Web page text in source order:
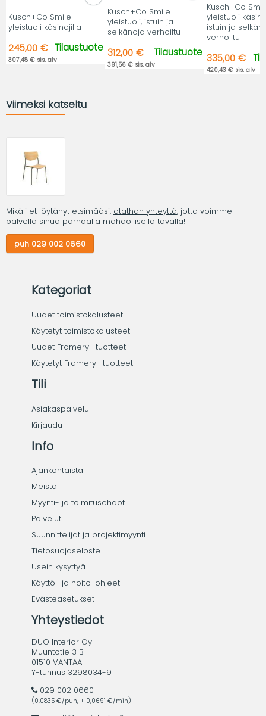
Kusch+Co Smile
yleistuoli käsinojilla
245,00 €
307,48 € sis. alv
Tilaustuote
Kusch+Co Smile
yleistuoli, istuin ja
selkänoja verhoiltu
312,00 €
391,56 € sis. alv
Tilaustuote
Kusch+Co
yleistuoli
istuin ja
verhoiltu
335,00 €
420,43 € sis. alv
Viimeksi katseltu
Mikäli et löytänyt etsimääsi, otathan yhteyttä, jotta voimme
palvella sinua parhaalla mahdollisella tavalla!
puh 029 002 0660
Kategoriat
Uudet toimistokalusteet
Käytetyt toimistokalusteet
Uudet Framery -tuotteet
Käytetyt Framery -tuotteet
Tili
Asiakaspalvelu
Kirjaudu
Info
Ajankohtaista
Meistä
Myynti- ja toimitusehdot
Palvelut
Suunnittelijat ja projektimyynti
Tietosuojaseloste
Usein kysyttyä
Käyttö- ja hoito-ohjeet
Evästeasetukset
Yhteystiedot
DUO Interior Oy
Muuntotie 3 B
01510 VANTAA
Y-tunnus 3298034-9
029 002 0660
(0,0835 €/puh, + 0,0691 €/min)